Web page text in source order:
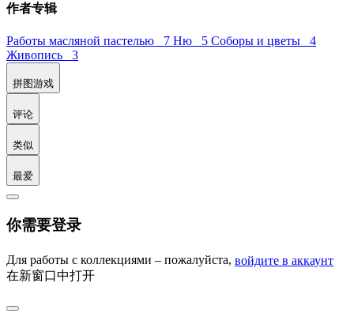
作者专辑
Работы масляной пастелью 7 Ню 5 Соборы и цветы 4
Живопись 3
拼图游戏
评论
类似
最爱
你需要登录
Для работы с коллекциями – пожалуйста, войдите в аккаунт
在新窗口中打开